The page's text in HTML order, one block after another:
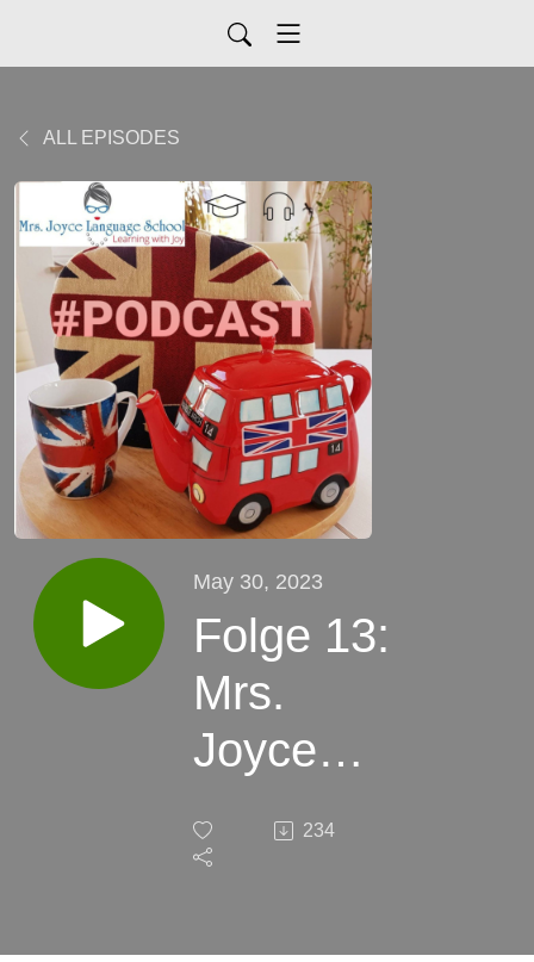
ALL EPISODES
May 30, 2023
Folge 13:
Mrs.
Joyce
School
234